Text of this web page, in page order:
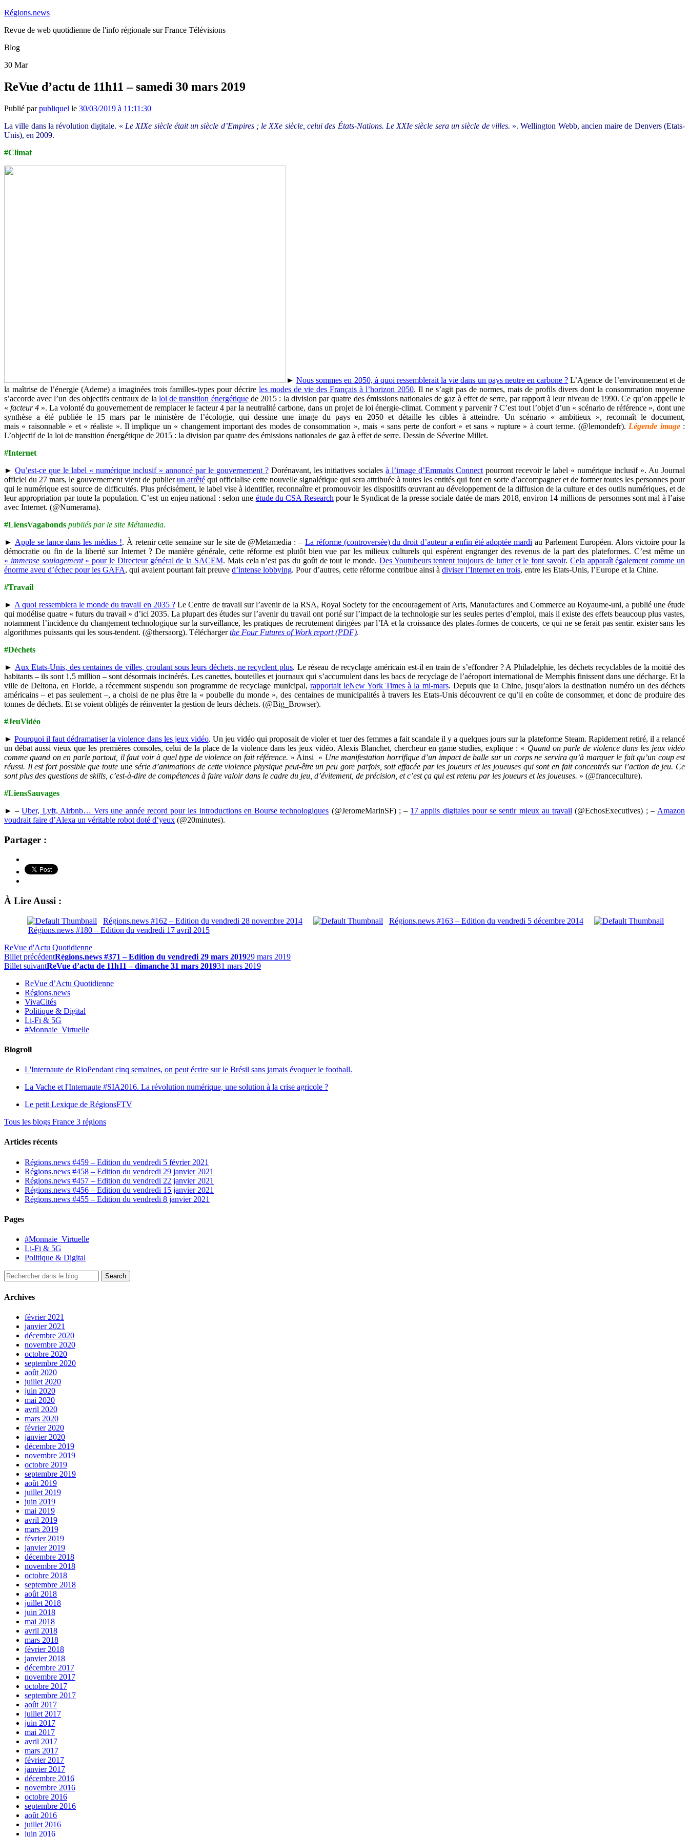
Régions.news
Revue de web quotidienne de l'info régionale sur France Télévisions
Blog
30 Mar
ReVue d’actu de 11h11 – samedi 30 mars 2019
Publié parpubliquel le 30/03/2019 à 11:11:30
La ville dans la révolution digitale. « Le XIXe siècle était un siècle d’Empires ; le XXe siècle, celui des États-Nations. Le XXIe siècle sera un siècle de villes. ». Wellington Webb, ancien maire de Denvers (Etats-
Unis), en 2009.
#Climat
►Nous sommes en 2050, à quoi ressemblerait la vie dans un pays neutre en carbone ? L’Agence de l’environnement et de
la maîtrise de l’énergie (Ademe) a imaginées trois familles-types pour décrire les modes de vie des Français à l’horizon 2050. Il ne s’agit pas de normes, mais de profils divers dont la consommation moyenne
s’accorde avec l’un des objectifs centraux de la loi de transition énergétiquede 2015 : la division par quatre des émissions nationales de gaz à effet de serre, par rapport à leur niveau de 1990. Ce qu’on appelle le
« facteur 4 ». La volonté du gouvernement de remplacer le facteur 4 par la neutralité carbone, dans un projet de loi énergie-climat. Comment y parvenir ? C’est tout l’objet d’un « scénario de référence », dont une
synthèse a été publiée le 15 mars par le ministère de l’écologie, qui dessine une image du pays en 2050 et détaille les cibles à atteindre. Un scénario « ambitieux », reconnaît le document,
mais « raisonnable » et « réaliste ». Il implique un « changement important des modes de consommation », mais « sans perte de confort » et sans « rupture » à court terme. (@lemondefr). Légende image:
L’objectif de la loi de transition énergétique de 2015 : la division par quatre des émissions nationales de gaz à effet de serre. Dessin de Séverine Millet.
#Internet
► Qu’est-ce que le label « numérique inclusif » annoncé par le gouvernement ?Dorénavant, les initiatives socialesà l’image d’Emmaüs Connect pourront recevoir le label « numérique inclusif ». Au Journal
officiel du 27 mars, le gouvernement vient de publierun arrêté qui officialise cette nouvelle signalétique qui sera attribuée à toutes les entités qui font en sorte d’accompagner et de former toutes les personnes pour
qui le numérique est source de difficultés. Plus précisément, le label vise à identifier, reconnaître et promouvoir les dispositifs œuvrant au développement de la diffusion de la culture et des outils numériques, et de
leur appropriation par toute la population. C’est un enjeu national : selon une étude du CSA Research pour le Syndicat de la presse sociale datée de mars 2018, environ 14 millions de personnes sont mal à l’aise
avec Internet. (@Numerama).
#LiensVagabonds publiés par le site Métamedia.
► Apple se lance dans les médias !. À retenir cette semaine sur le site de @Metamedia : – La réforme (controversée) du droit d’auteur a enfin été adoptée mardi au Parlement Européen. Alors victoire pour la
démocratie ou fin de la liberté sur Internet ? De manière générale, cette réforme est plutôt bien vue par les milieux culturels qui espèrent engranger des revenus de la part des plateformes. C’est même un
« immense soulagement» pour le Directeur général de la SACEM. Mais cela n’est pas du goût de tout le monde. Des Youtubeurs tentent toujours de lutter et le font savoir. Cela apparaît également comme un
énorme aveu d’échec pour les GAFA, qui avaient pourtant fait preuve d’intense lobbying. Pour d’autres, cette réforme contribue ainsi à diviser l’Internet en trois, entre les Etats-Unis, l’Europe et la Chine.
#Travail
► A quoi ressemblera le monde du travail en 2035 ? Le Centre de travail sur l’avenir de la RSA, Royal Society for the encouragement of Arts, Manufactures and Commerce au Royaume-uni, a publié une étude
qui modélise quatre « futurs du travail » d’ici 2035. La plupart des études sur l’avenir du travail ont porté sur l’impact de la technologie sur les seules pertes d’emploi, mais il existe des effets beaucoup plus vastes,
notamment l’incidence du changement technologique sur la surveillance, les pratiques de recrutement dirigées par l’IA et la croissance des plates-formes de concerts, ce qui ne se ferait pas sentir. exister sans les
algorithmes puissants qui les sous-tendent. (@thersaorg). Téléchargerthe Four Futures of Work report (PDF).
#Déchets
► Aux Etats-Unis, des centaines de villes, croulant sous leurs déchets, ne recyclent plus. Le réseau de recyclage américain est-il en train de s’effondrer ? A Philadelphie, les déchets recyclables de la moitié des
habitants – ils sont 1,5 million – sont désormais incinérés. Les canettes, bouteilles et journaux qui s’accumulent dans les bacs de recyclage de l’aéroport international de Memphis finissent dans une décharge. Et la
ville de Deltona, en Floride, a récemment suspendu son programme de recyclage municipal, rapportait leNew York Times à la mi-mars. Depuis que la Chine, jusqu’alors la destination numéro un des déchets
américains – et pas seulement –, a choisi de ne plus être la « poubelle du monde », des centaines de municipalités à travers les Etats-Unis découvrent ce qu’il en coûte de consommer, et donc de produire des
tonnes de déchets. Et se voient obligés de réinventer la gestion de leurs déchets. (@Big_Browser).
#JeuVidéo
►Pourquoi il faut dédramatiser la violence dans les jeux vidéo. Un jeu vidéo qui proposait de violer et tuer des femmes a fait scandale il y a quelques jours sur la plateforme Steam. Rapidement retiré, il a relancé
un débat aussi vieux que les premières consoles, celui de la place de la violence dans les jeux vidéo. Alexis Blanchet, chercheur en game studies, explique : « Quand on parle de violence dans les jeux vidéo
comme quand on en parle partout, il faut voir à quel type de violence on fait référence. » Ainsi « Une manifestation horrifique d’un impact de balle sur un corps ne servira qu’à marquer le fait qu’un coup est
réussi. Il est fort possible que toute une série d’animations de cette violence physique peut-être un peu gore parfois, soit effacée par les joueurs et les joueuses qui sont en fait concentrés sur l’action de jeu. Ce
sont plus des questions de skills, c’est-à-dire de compétences à faire valoir dans le cadre du jeu, d’évitement, de précision, et c’est ça qui est retenu par les joueurs et les joueuses. » (@franceculture).
#LiensSauvages
► –Uber, Lyft, Airbnb… Vers une année record pour les introductions en Bourse technologiques (@JeromeMarinSF) ; – 17 applis digitales pour se sentir mieux au travail (@EchosExecutives) ; – Amazon
voudrait faire d’Alexa un véritable robot doté d’yeux (@20minutes).
Partager :
À Lire Aussi :
Régions.news #162 – Edition du vendredi 28 novembre 2014
Régions.news #163 – Edition du vendredi 5 décembre 2014
Régions.news #180 – Edition du vendredi 17 avril 2015
ReVue d'Actu Quotidienne
Billet précédentRégions.news #371 – Edition du vendredi 29 mars 201929 mars 2019
Billet suivantReVue d’actu de 11h11 – dimanche 31 mars 201931 mars 2019
ReVue d’Actu Quotidienne
Régions.news
VivaCités
Politique & Digital
Li-Fi & 5G
#Monnaie_Virtuelle
Blogroll
L'Internaute de RioPendant cinq semaines, on peut écrire sur le Brésil sans jamais évoquer le football.
La Vache et l'Internaute #SIA2016. La révolution numérique, une solution à la crise agricole ?
Le petit Lexique de RégionsFTV
Tous les blogs France 3 régions
Articles récents
Régions.news #459 – Edition du vendredi 5 février 2021
Régions.news #458 – Edition du vendredi 29 janvier 2021
Régions.news #457 – Edition du vendredi 22 janvier 2021
Régions.news #456 – Edition du vendredi 15 janvier 2021
Régions.news #455 – Edition du vendredi 8 janvier 2021
Pages
#Monnaie_Virtuelle
Li-Fi & 5G
Politique & Digital
Archives
février 2021
janvier 2021
décembre 2020
novembre 2020
octobre 2020
septembre 2020
août 2020
juillet 2020
juin 2020
mai 2020
avril 2020
mars 2020
février 2020
janvier 2020
décembre 2019
novembre 2019
octobre 2019
septembre 2019
août 2019
juillet 2019
juin 2019
mai 2019
avril 2019
mars 2019
février 2019
janvier 2019
décembre 2018
novembre 2018
octobre 2018
septembre 2018
août 2018
juillet 2018
juin 2018
mai 2018
avril 2018
mars 2018
février 2018
janvier 2018
décembre 2017
novembre 2017
octobre 2017
septembre 2017
août 2017
juillet 2017
juin 2017
mai 2017
avril 2017
mars 2017
février 2017
janvier 2017
décembre 2016
novembre 2016
octobre 2016
septembre 2016
août 2016
juillet 2016
juin 2016